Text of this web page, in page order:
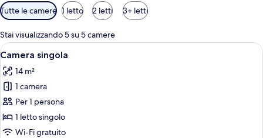
Filtri
disponibili
per
le
camere
Tutte le camere 1 letto 2 letti 3+ letti
Stai visualizzando 5 su 5 camere
Apri
tutte
le
foto
per
Camera
singola
Una stanza piccola e funzionale con
4
Camera singola
14 m²
1 camera
Per 1 persona
1 letto singolo
Wi-Fi gratuito